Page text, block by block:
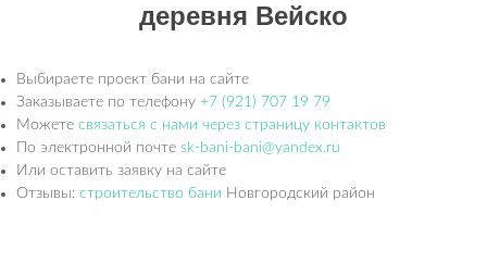
деревня Вейско
Выбираете проект бани на сайте
Заказываете по телефону +7 (921) 707 19 79
Можете связаться с нами через страницу контактов
По электронной почте sk-bani-bani@yandex.ru
Или оставить заявку на сайте
Отзывы: строительство бани Новгородский район